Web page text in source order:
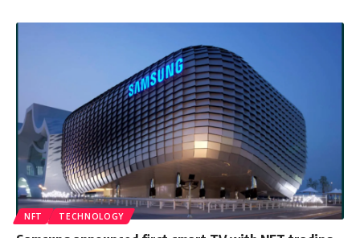
NFT TECHNOLOGY